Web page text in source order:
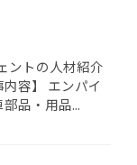
ントの人材紹介
容】 エンパイ
品・用品...